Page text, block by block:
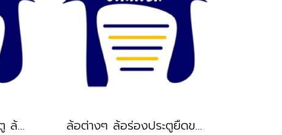
อุปกรณ์ประตู ล้อประตู ล้อประคอง ล้อต่างๆ ล้อร่องประตูยืดขนาด 2 อุปกรณ์ฮาร์ดแวร์